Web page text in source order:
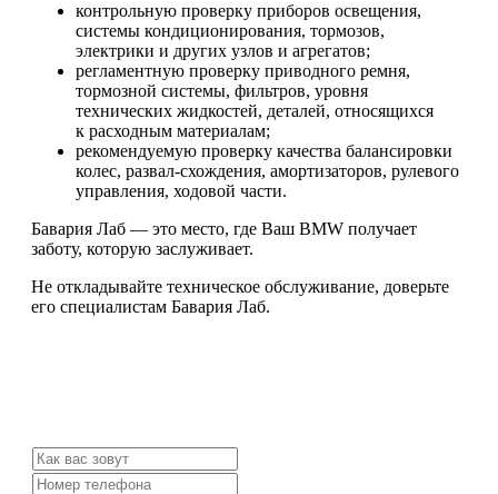
контрольную проверку приборов освещения,
системы кондиционирования, тормозов,
электрики и других узлов и агрегатов;
регламентную проверку приводного ремня,
тормозной системы, фильтров, уровня
технических жидкостей, деталей, относящихся
к расходным материалам;
рекомендуемую проверку качества балансировки
колес, развал-схождения, амортизаторов, рулевого
управления, ходовой части.
Бавария Лаб — это место, где Ваш BMW получает
заботу, которую заслуживает.
Не откладывайте техническое обслуживание, доверьте
его специалистам Бавария Лаб.